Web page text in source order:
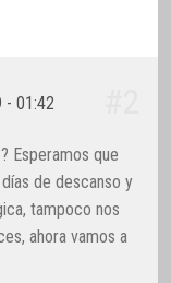
- 01:42
Esperamos que
de descanso y
tampoco nos
ahora vamos a